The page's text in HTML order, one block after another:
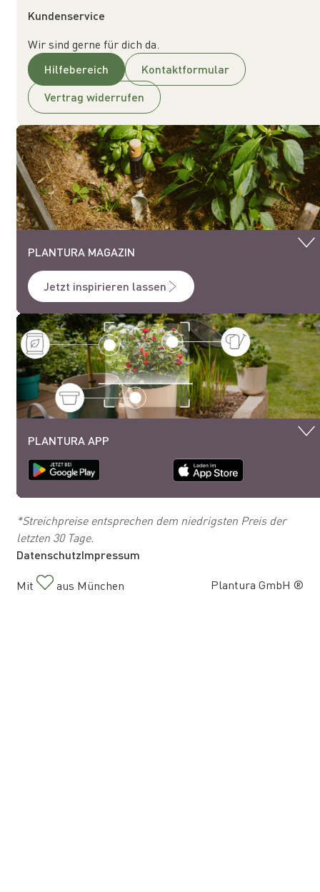
Kundenservice
Wir sind gerne für dich da.
Hilfebereich
Kontaktformular
Vertrag widerrufen
PLANTURA MAGAZIN
Jetzt inspirieren lassen
PLANTURA APP
*Streichpreise entsprechen dem niedrigsten Preis der
letzten 30 Tage.
Plantura GmbH ®
Mit aus München
DatenschutzImpressum